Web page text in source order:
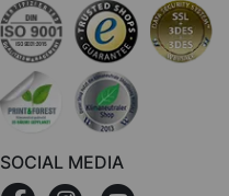
SOCIAL MEDIA